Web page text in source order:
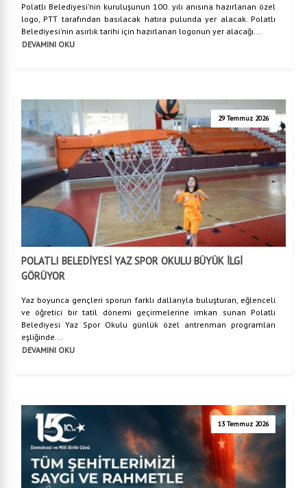
Polatlı Belediyesi'nin kuruluşunun 100. yılı anısına hazırlanan özel
logo, PTT tarafından basılacak hatıra pulunda yer alacak. Polatlı
Belediyesi'nin asırlık tarihi için hazırlanan logonun yer alacağı...
DEVAMINI OKU
29 Temmuz 2026
POLATLI BELEDİYESİ YAZ SPOR OKULU BÜYÜK İLGİ
GÖRÜYOR
Yaz boyunca gençleri sporun farklı dallarıyla buluşturan, eğlenceli
ve öğretici bir tatil dönemi geçirmelerine imkan sunan Polatlı
Belediyesi Yaz Spor Okulu günlük özel antrenman programları
eşliğinde...
DEVAMINI OKU
13 Temmuz 2026